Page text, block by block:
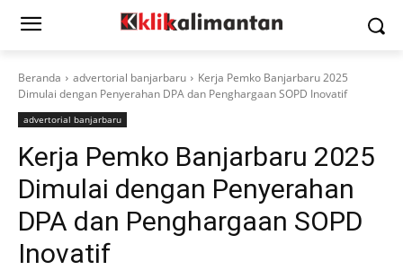
Beranda advertorial banjarbaru
Kerja Pemko Banjarbaru 2025
Dimulai dengan Penyerahan DPA dan Penghargaan SOPD Inovatif
advertorial banjarbaru
Kerja Pemko Banjarbaru 2025
Dimulai dengan Penyerahan
DPA dan Penghargaan SOPD
Inovatif